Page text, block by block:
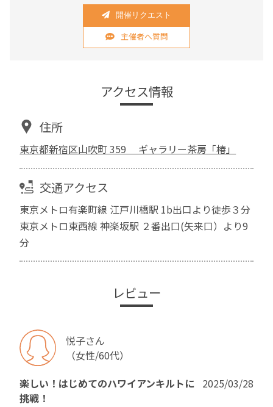
開催リクエスト
主催者へ質問
アクセス情報
住所
東京都新宿区山吹町 359 ギャラリー茶房「椿」
交通アクセス
東京メトロ有楽町線 江戸川橋駅 1b出口より徒歩３分
東京メトロ東西線 神楽坂駅 ２番出口(矢来口）より9
分
レビュー
悦子さん
（女性/60代）
楽しい！はじめてのハワイアンキルトに
挑戦！
2025/03/28